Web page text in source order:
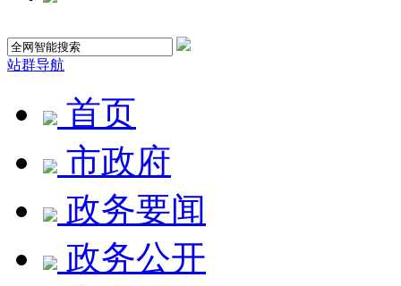
站群导航
首页
市政府
政务要闻
政务公开